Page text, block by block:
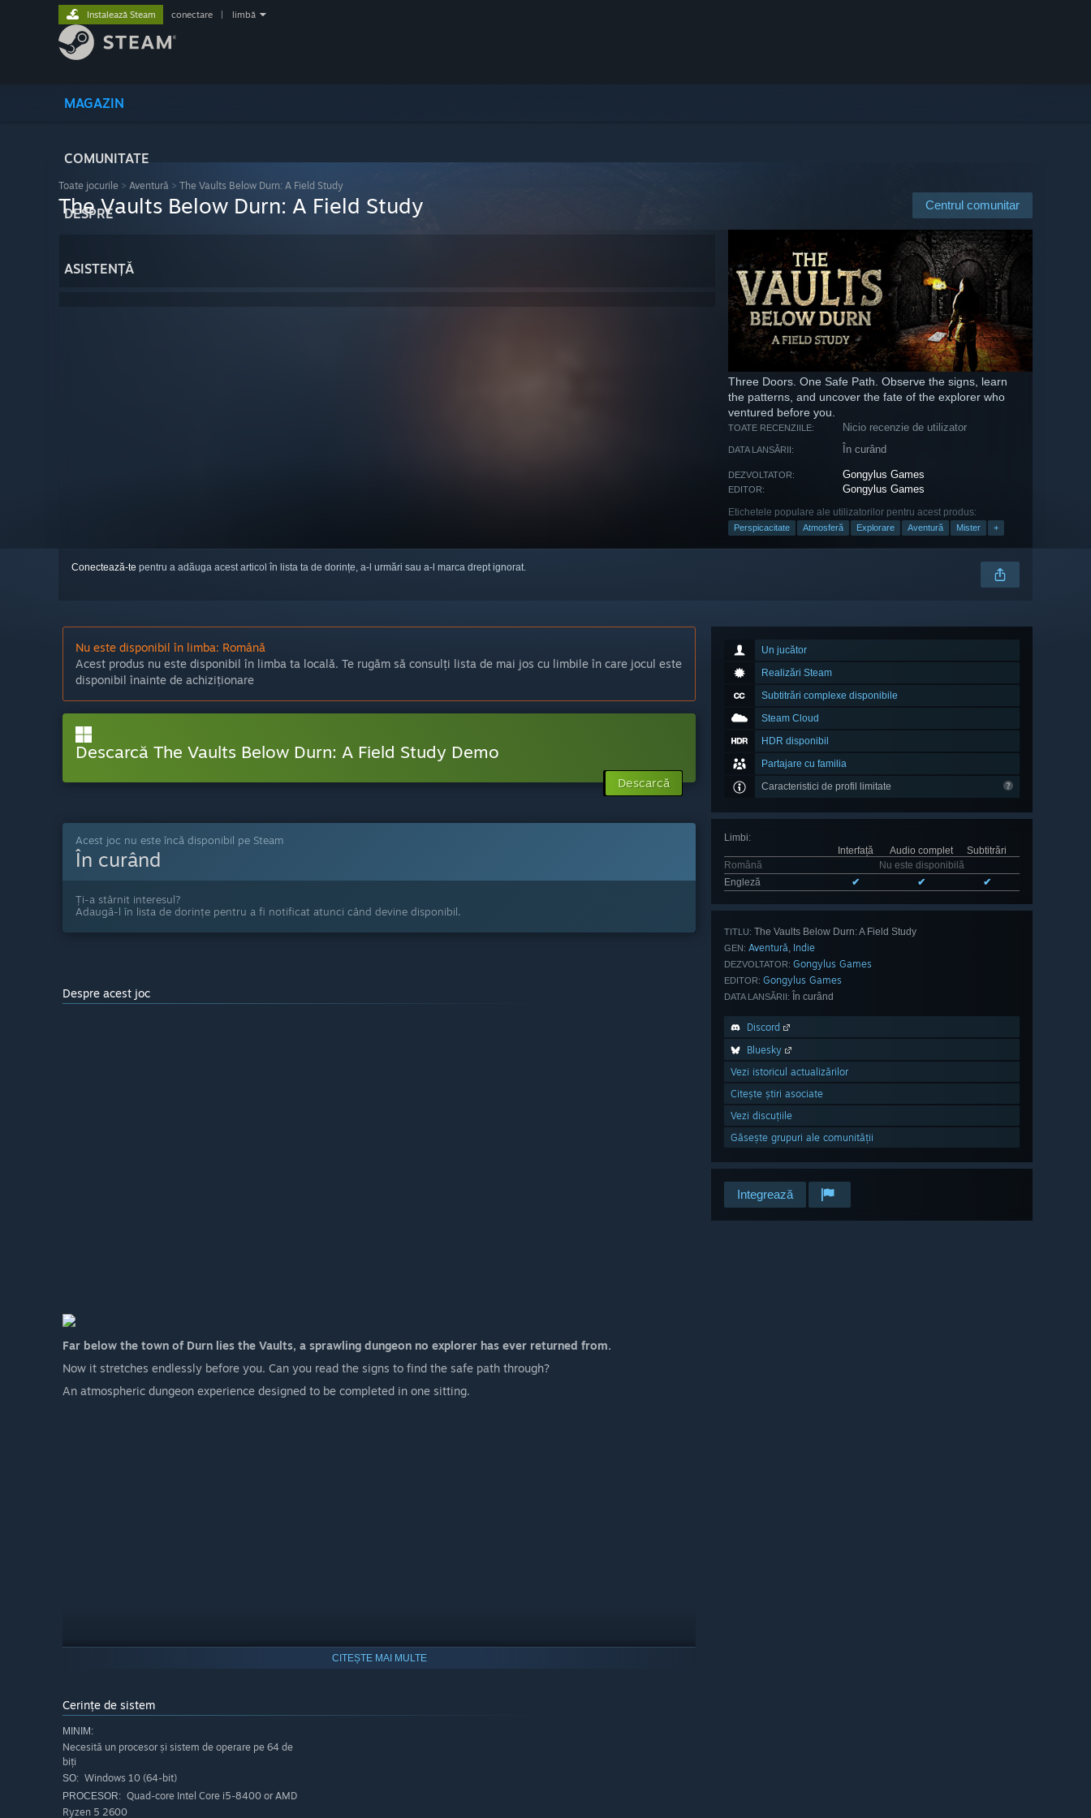
MAGAZIN
COMUNITATE
DESPRE
ASISTENȚĂ
Instalează Steam conectare limbă
Toate jocurile > Aventură > The Vaults Below Durn: A Field Study
Centrul comunitar
The Vaults Below Durn: A Field Study
Three Doors. One Safe Path. Observe the signs, learn
the patterns, and uncover the fate of the explorer who
ventured before you.
TOATE RECENZIILE: Nicio recenzie de utilizator
DATA LANSĂRII: În curând
DEZVOLTATOR: Gongylus Games
EDITOR: Gongylus Games
Etichetele populare ale utilizatorilor pentru acest produs:
Perspicacitate Atmosferă Explorare Aventură Mister +
Conectează-te pentru a adăuga acest articol în lista ta de dorințe, a-l urmări sau a-l marca drept ignorat.
Un jucător
Realizări Steam
Subtitrări complexe disponibile
Steam Cloud
HDR disponibil
Partajare cu familia
Caracteristici de profil limitate
Limbi:
Interfață
Audio complet
Subtitrări
Română
Nu este disponibilă
Engleză
✔ ✔ ✔
TITLU: The Vaults Below Durn: A Field Study
GEN: Aventură, Indie
DEZVOLTATOR: Gongylus Games
EDITOR: Gongylus Games
DATA LANSĂRII: În curând
Discord
Bluesky
Vezi istoricul actualizărilor
Citește știri asociate
Vezi discuțiile
Găsește grupuri ale comunității
Integrează
Nu este disponibil în limba: Română
Acest produs nu este disponibil în limba ta locală. Te rugăm să consulți lista de mai jos cu limbile în care jocul este
disponibil înainte de achiziționare
Descarcă The Vaults Below Durn: A Field Study Demo
Descarcă
Acest joc nu este încă disponibil pe Steam
În curând
Ți-a stârnit interesul?
Adaugă-l în lista de dorințe pentru a fi notificat atunci când devine disponibil.
Despre acest joc
Far below the town of Durn lies the Vaults, a sprawling dungeon no explorer has ever returned from.
Now it stretches endlessly before you. Can you read the signs to find the safe path through?
An atmospheric dungeon experience designed to be completed in one sitting.
Each room presents a choice between three doors.
moisture clinging to the ancient stone
the slightest movement of the air around you
CITEȘTE MAI MULTE
Cerințe de sistem
MINIM:
Necesită un procesor și sistem de operare pe 64 de
biți
SO: Windows 10 (64-bit)
PROCESOR: Quad-core Intel Core i5-8400 or AMD
Ryzen 5 2600